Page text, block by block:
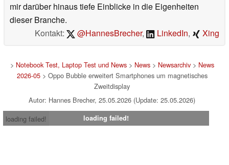
mir darüber hinaus tiefe Einblicke in die Eigenheiten
dieser Branche.
Kontakt:
@HannesBrecher, LinkedIn, Xing
> Notebook Test, Laptop Test und News> News> Newsarchiv> News
2026-05> Oppo Bubble erweitert Smartphones um magnetisches
Zweitdisplay
Autor: Hannes Brecher, 25.05.2026 (Update: 25.05.2026)
loading failed!
loading failed!